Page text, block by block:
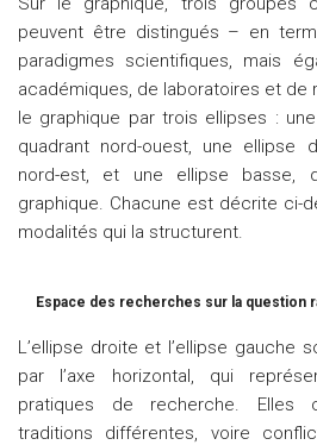
peuvent être distingués – en
paradigmes scientifiques, mais
académiques, de laboratoires et de
le graphique par trois ellipses :
quadrant nord-ouest, une ellipse
nord-est, et une ellipse basse,
graphique. Chacune est décrite ci-
modalités qui la structurent.
Espace des recherches sur la question
L’ellipse droite et l’ellipse gauche
par l’axe horizontal, qui
pratiques de recherche. Elles
traditions différentes, voire